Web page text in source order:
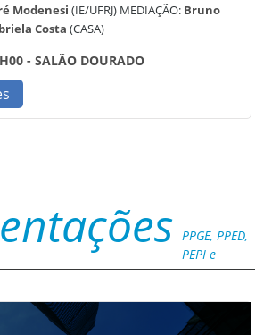
Modenesi (IE/UFRJ) MEDIAÇÃO: Bruno
Costa (CASA)
- SALÃO DOURADO
PPGE, PPED,
PEPI e